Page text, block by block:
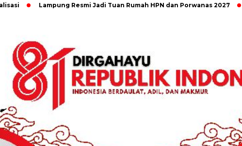
Lampung Resmi Jadi Tuan Rumah HPN dan Porwanas 2027